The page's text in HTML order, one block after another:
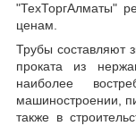
"ТехТоргАлматы"
ценам.
Трубы составляют
проката из
наиболее
машиностроении,
также в